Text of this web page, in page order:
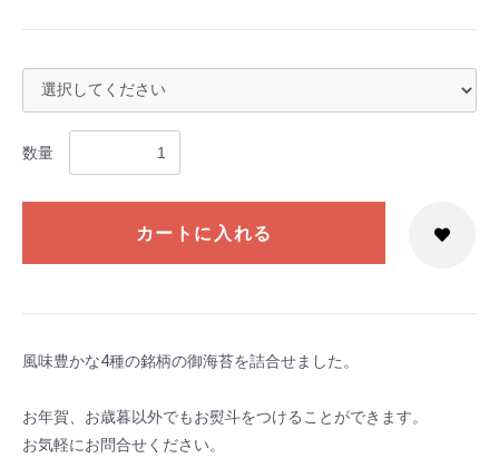
数量
カートに入れる
風味豊かな4種の銘柄の御海苔を詰合せました。
お年賀、お歳暮以外でもお熨斗をつけることができます。
お気軽にお問合せください。